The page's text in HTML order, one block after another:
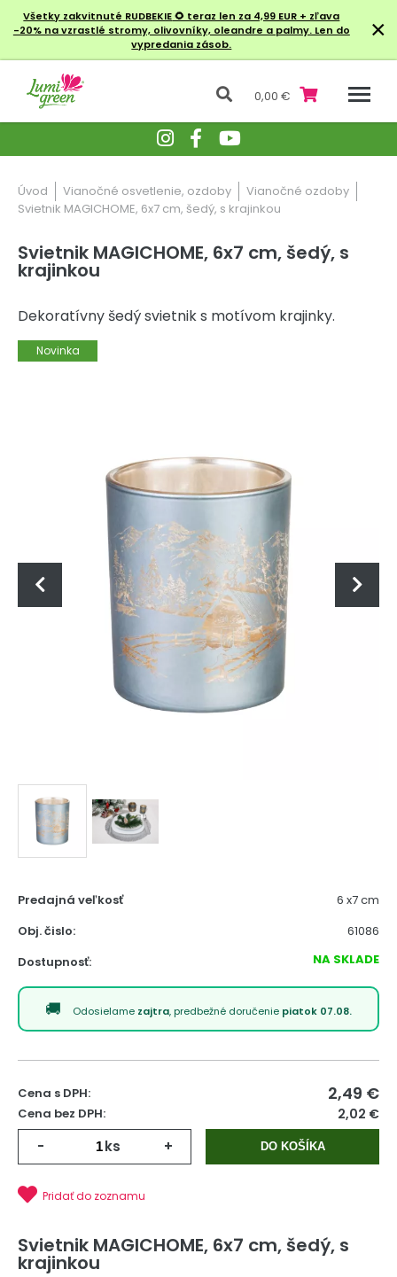
Všetky zakvitnuté RUDBEKIE🌻 teraz len za 4,99 EUR + zľava
-20% na vzrastlé stromy, olivovníky, oleandre a palmy. Len do
vypredania zásob.
×
0,00 €
Úvod Vianočné osvetlenie, ozdoby
Vianočné ozdoby
Svietnik MAGICHOME, 6x7 cm, šedý, s krajinkou
Svietnik MAGICHOME, 6x7 cm, šedý, s
krajinkou
Dekoratívny šedý svietnik s motívom krajinky.
Novinka
Predajná veľkosť
6 x7 cm
Obj. čislo:
61086
Dostupnosť:
NA SKLADE
Odosielame zajtra, predbežné doručenie piatok 07.08.
Cena s DPH: 2,49 €
Cena bez DPH: 2,02 €
- ks + DO KOŠÍKA
Pridať do zoznamu
Svietnik MAGICHOME, 6x7 cm, šedý, s
krajinkou